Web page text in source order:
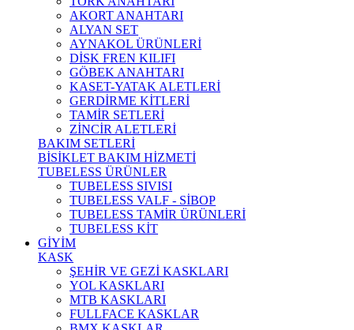
AKORT ANAHTARI
ALYAN SET
AYNAKOL ÜRÜNLERİ
DİSK FREN KILIFI
GÖBEK ANAHTARI
KASET-YATAK ALETLERİ
GERDİRME KİTLERİ
TAMİR SETLERİ
ZİNCİR ALETLERİ
BAKIM SETLERİ
BİSİKLET BAKIM HİZMETİ
TUBELESS ÜRÜNLER
TUBELESS SIVISI
TUBELESS VALF - SİBOP
TUBELESS TAMİR ÜRÜNLERİ
TUBELESS KİT
GİYİM
KASK
ŞEHİR VE GEZİ KASKLARI
YOL KASKLARI
MTB KASKLARI
FULLFACE KASKLAR